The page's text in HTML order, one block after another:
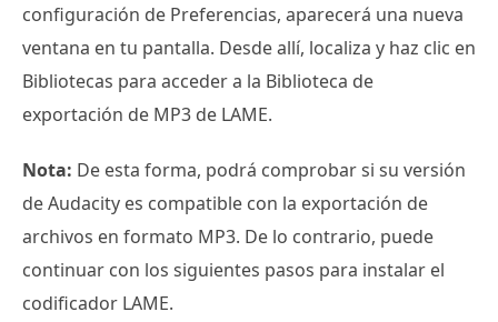
configuración de Preferencias, aparecerá una nueva
ventana en tu pantalla. Desde allí, localiza y haz clic en
Bibliotecas para acceder a la Biblioteca de
exportación de MP3 de LAME.
Nota: De esta forma, podrá comprobar si su versión
de Audacity es compatible con la exportación de
archivos en formato MP3. De lo contrario, puede
continuar con los siguientes pasos para instalar el
codificador LAME.